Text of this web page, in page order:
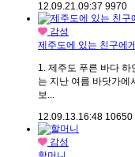
12.09.21.09:37 9970
감성
제주도에 있는 친구에게
1. 제주도 푸른 바다 하
는 지난 여름 바닷가에
보...
12.09.13.16:48 10650
감성